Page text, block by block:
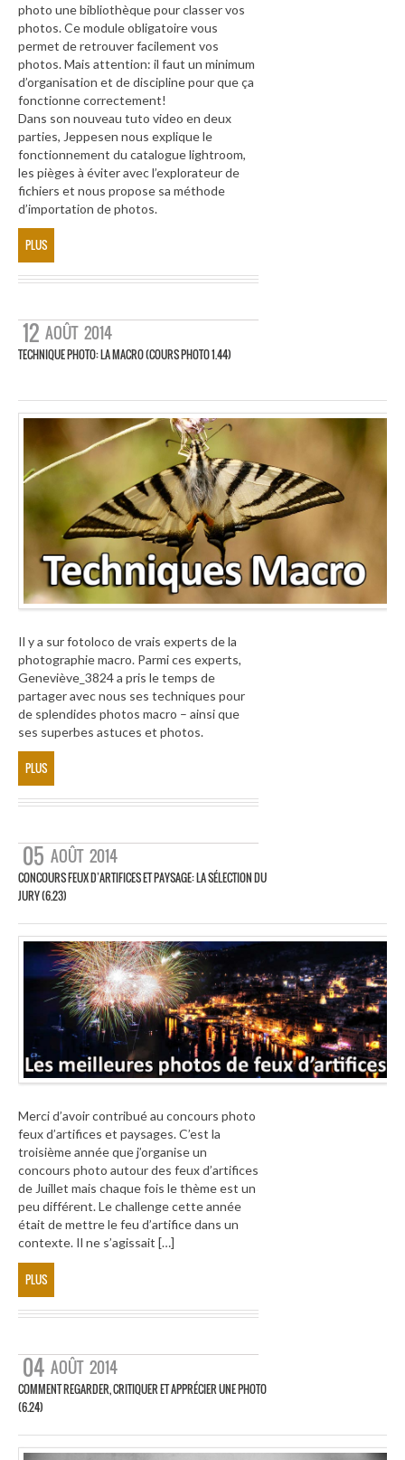
photo une bibliothèque pour classer vos
photos. Ce module obligatoire vous
permet de retrouver facilement vos
photos. Mais attention: il faut un minimum
d’organisation et de discipline pour que ça
fonctionne correctement!
Dans son nouveau tuto video en deux
parties, Jeppesen nous explique le
fonctionnement du catalogue lightroom,
les pièges à éviter avec l’explorateur de
fichiers et nous propose sa méthode
d’importation de photos.
PLUS
12 AOÛT 2014
TECHNIQUE PHOTO: LA MACRO (COURS PHOTO 1.44)
Il y a sur fotoloco de vrais experts de la
photographie macro. Parmi ces experts,
Geneviève_3824 a pris le temps de
partager avec nous ses techniques pour
de splendides photos macro – ainsi que
ses superbes astuces et photos.
PLUS
05 AOÛT 2014
CONCOURS FEUX D’ARTIFICES ET PAYSAGE: LA SÉLECTION DU
JURY (6.23)
Merci d’avoir contribué au concours photo
feux d’artifices et paysages. C’est la
troisième année que j’organise un
concours photo autour des feux d’artifices
de Juillet mais chaque fois le thème est un
peu différent. Le challenge cette année
était de mettre le feu d’artifice dans un
contexte. Il ne s’agissait […]
PLUS
04 AOÛT 2014
COMMENT REGARDER, CRITIQUER ET APPRÉCIER UNE PHOTO
(6.24)